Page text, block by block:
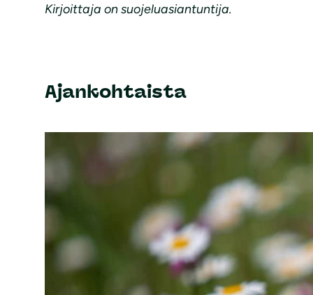
Kirjoittaja on suojeluasiantuntija.
Ajankohtaista